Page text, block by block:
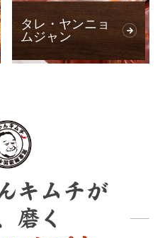
タレ・ヤンニョ
ムジャン